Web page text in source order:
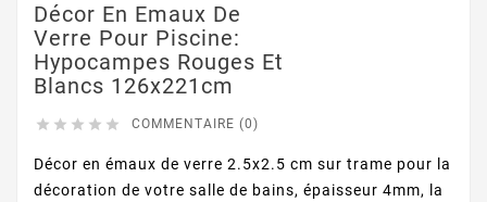
Décor En Emaux De
Verre Pour Piscine:
Hypocampes Rouges Et
Blancs 126x221cm
     COMMENTAIRE (0)
Décor en émaux de verre 2.5x2.5 cm sur trame pour la
décoration de votre salle de bains, épaisseur 4mm, la